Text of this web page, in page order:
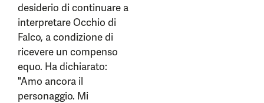
desiderio di continuare a
interpretare Occhio di
Falco, a condizione di
ricevere un compenso
equo. Ha dichiarato:
"Amo ancora il
personaggio. Mi